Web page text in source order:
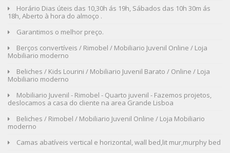
Horário Dias úteis das 10,30h ás 19h, Sábados das 10h 30m ás
18h, Aberto à hora do almoço .
Garantimos o melhor preço.
Berços convertíveis / Rimobel / Mobiliario Juvenil Online / Loja
Mobiliario moderno
Beliches / Kids Lourini / Mobiliario Juvenil Barato / Online / Loja
Mobiliario moderno
Mobiliario Juvenil - Rimobel - Quarto juvenil - Fazemos projetos,
deslocamos a casa do cliente na area Grande Lisboa
Beliches / Rimobel / Mobiliario Juvenil Online / Loja Mobiliario
moderno
Camas abatíveis vertical e horizontal, wall bed,lit mur,murphy bed